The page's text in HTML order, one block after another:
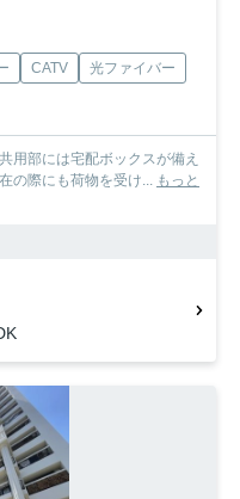
CATV
光ファイバー
用部には宅配ボックスが備え
の際にも荷物を受け...
もっと